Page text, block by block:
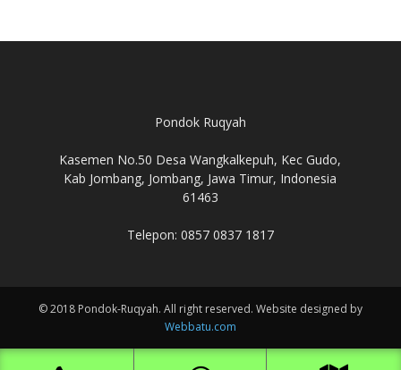
Pondok Ruqyah
Kasemen No.50 Desa Wangkalkepuh, Kec Gudo,
Kab Jombang, Jombang, Jawa Timur, Indonesia
61463
Telepon: 0857 0837 1817
© 2018 Pondok-Ruqyah. All right reserved. Website designed by
Webbatu.com